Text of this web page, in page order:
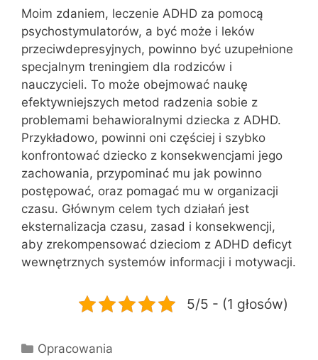
Moim zdaniem, leczenie ADHD za pomocą
psychostymulatorów, a być może i leków
przeciwdepresyjnych, powinno być uzupełnione
specjalnym treningiem dla rodziców i
nauczycieli. To może obejmować naukę
efektywniejszych metod radzenia sobie z
problemami behawioralnymi dziecka z ADHD.
Przykładowo, powinni oni częściej i szybko
konfrontować dziecko z konsekwencjami jego
zachowania, przypominać mu jak powinno
postępować, oraz pomagać mu w organizacji
czasu. Głównym celem tych działań jest
eksternalizacja czasu, zasad i konsekwencji,
aby zrekompensować dzieciom z ADHD deficyt
wewnętrznych systemów informacji i motywacji.
5/5 - (1 głosów)
Kategorie
Opracowania